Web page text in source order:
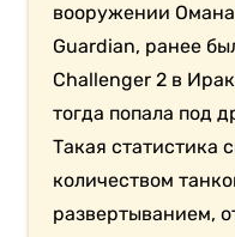
вооружении
Guardian, ранее
Challenger 2 в
тогда попала под
Такая статистика
количеством
развертыванием,